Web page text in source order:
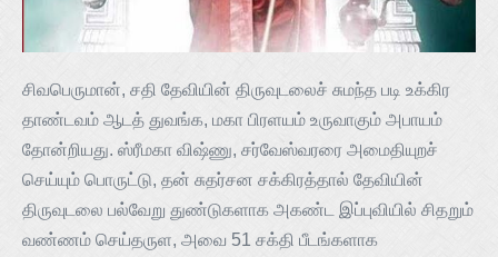
சிவபெருமான், சதி தேவியின் திருவுடலைச் சுமந்த படி உக்கிர
தாண்டவம் ஆடத் துவங்க, மகா பிரளயம் உருவாகும் அபாயம்
தோன்றியது. ஸ்ரீமகா விஷ்ணு, சர்வேஸ்வரரை அமைதியுறச்
செய்யும் பொருட்டு, தன் சுதர்சன சக்கிரத்தால் தேவியின்
திருவுடலை பல்வேறு துண்டுகளாக அகண்ட இப்புவியில் சிதறும்
வண்ணம் செய்தருள, அவை 51 சக்தி பீடங்களாக